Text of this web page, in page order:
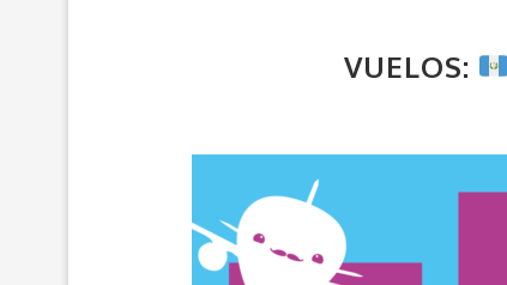
VUELOS: